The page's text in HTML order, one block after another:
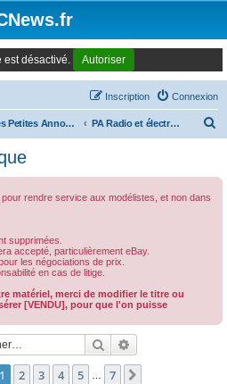
est désactivé. Autoriser
Connexion
Inscription
Les Petites Annonces Modernes PA Radio et électronique
rendre service aux modélistes, et non dans
supprimées.
accepté, particulièrement eBay.
les négociations de prix.
en cas de litige.
matériel, merci de modifier le titre ou
[VENDU], pour que l'on puisse
Rechercher
1sur7
1 2 3 4 5 7